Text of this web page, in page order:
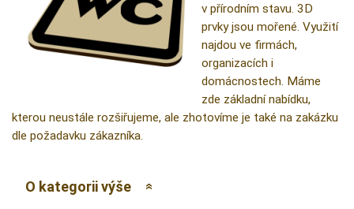
v přírodním stavu. 3D
prvky jsou mořené. Využití
najdou ve firmách,
organizacích i
domácnostech. Máme
zde základní nabídku,
kterou neustále rozšiřujeme, ale zhotovíme je také na zakázku
dle požadavku zákazníka.
O kategorii výše